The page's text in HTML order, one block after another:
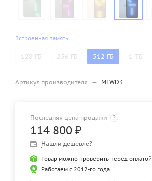
Встроенная память
128 ГБ 256 ГБ 512 ГБ 1 ТБ
Артикул производителя — MLWD3
Последняя цена продажи ?
114 800 ₽
Нашли дешевле?
Товар можно проверить перед оплатой
Работаем с 2012-го года